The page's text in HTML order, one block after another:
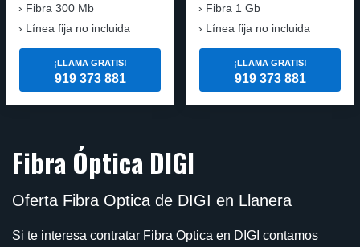
Fibra 300 Mb
Línea fija no incluida
¡LLAMA GRATIS!
919 373 881
Fibra 1 Gb
Línea fija no incluida
¡LLAMA GRATIS!
919 373 881
Fibra Óptica DIGI
Oferta Fibra Optica de DIGI en Llanera
Si te interesa contratar Fibra Optica en DIGI contamos